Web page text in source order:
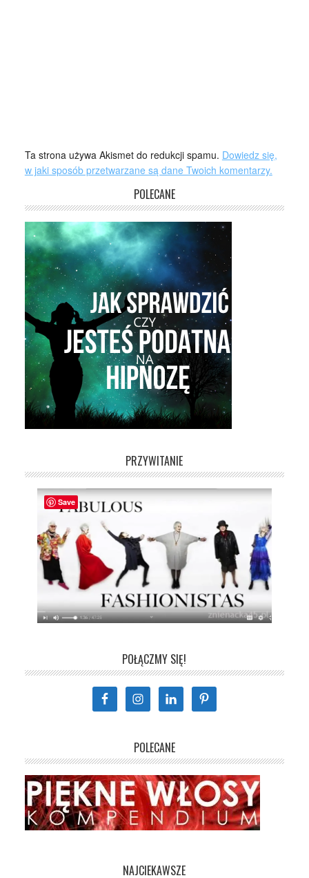
Ta strona używa Akismet do redukcji spamu. Dowiedz się,
w jaki sposób przetwarzane są dane Twoich komentarzy.
POLECANE
PRZYWITANIE
POŁĄCZMY SIĘ!
POLECANE
NAJCIEKAWSZE
Save